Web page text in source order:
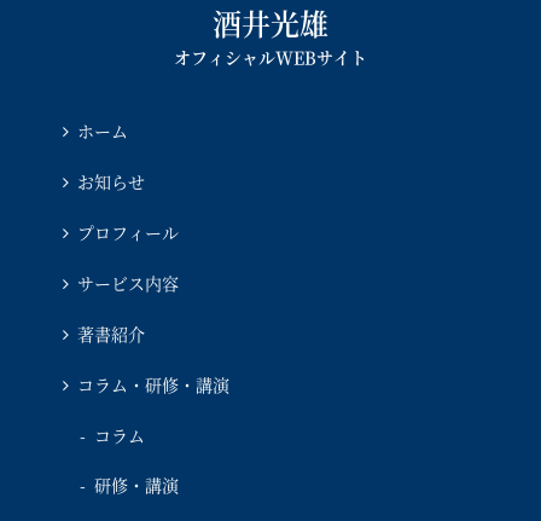
酒井光雄
オフィシャルWEBサイト
ホーム
お知らせ
プロフィール
サービス内容
著書紹介
コラム・研修・講演
コラム
研修・講演